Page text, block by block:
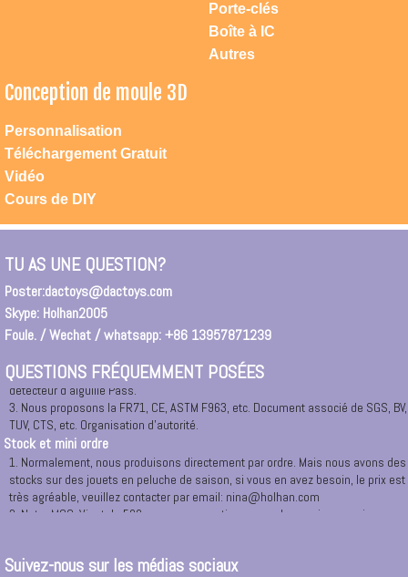
Porte-clés
Boîte à IC
Autres
Conception de moule 3D
Personnalisation
Téléchargement Gratuit
Vidéo
Cours de DIY
TU AS UNE QUESTION?
Poster:dactoys@dactoys.com
Skype: Holhan2005
Foule. / Wechat / whatsapp: +86 13957871239
QUESTIONS FRÉQUEMMENT POSÉES
1. Vous pouvez nous contacter directement par mobile: 0086 18658223181 ou
0086 13957871239, notre adresse permanente: Ningbo Changement de route
East N ° 165, 1208-1209.
Pour entrer dans notre site Web directement ou un lien vers notre société.
3. Si vous êtes arrivé Ningbo ou Cixi, Yuyao, Huisant, City, vous pouvez nous
Ou vous pouvez demander un taxi à notre bureau à: RM.1208,12 /, 165 # East
Changyang Road, Ningbo.
Certificat de sécurité
1. Tous les matériaux sont 100% de nouveaux matériaux et verts avec
respectueux de l'environnement.
2. Tous les marchandises avant l'emballage sont nécessaires à 100% de
détecteur d'aiguille Pass.
3. Nous proposons la FR71, CE, ASTM F963, etc. Document associé de SGS, BV,
TUV, CTS, etc. Organisation d'autorité.
Stock et mini ordre
1. Normalement, nous produisons directement par ordre. Mais nous avons des
stocks sur des jouets en peluche de saison, si vous en avez besoin, le prix est
très agréable, veuillez contacter par email: nina@holhan.com
2. Notre MOQ. Vient de 500 pcs par conception par couleurs, si vous aviez
besoin de produits de luxe et de fabrication spéciale, nous pouvons envisager
3 TOP PERSONNALISATION POUR MOULE OU PROJET, MOQ sera 1.
Suivez-nous sur les médias sociaux